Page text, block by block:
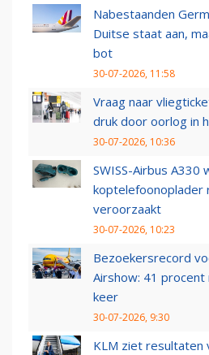
Nabestaanden
Duitse staat aan,
bot
30-07-2026, 11:58
Vraag naar
druk door oorlog in
30-07-2026, 10:36
SWISS-Airbus A330
koptelefoonoplader
veroorzaakt
30-07-2026, 10:23
Bezoekersrecord
Airshow: 41
keer
30-07-2026, 9:30
KLM ziet resultaten